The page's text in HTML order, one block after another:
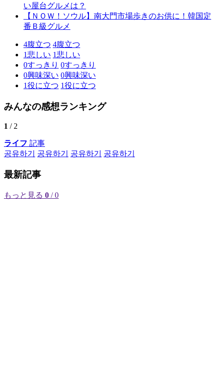
い屋台グルメは？
【ＮＯＷ！ソウル】南大門市場歩きのお供に！韓国定
番Ｂ級グルメ
4腹立つ 4腹立つ
1悲しい 1悲しい
0すっきり 0すっきり
0興味深い 0興味深い
1役に立つ 1役に立つ
みんなの感想ランキング
1 / 2
ライフ 記事
공유하기
공유하기 공유하기 공유하기
最新記事
もっと見る 0 / 0